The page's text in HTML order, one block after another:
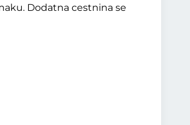
Dodatna cestnina se